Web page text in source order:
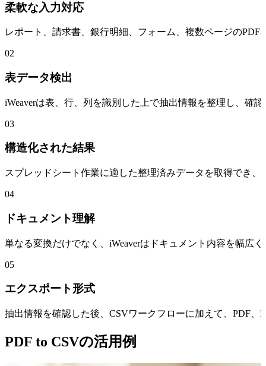
柔軟な入力対応
レポート、請求書、銀行明細、フォーム、複数ページの
02
表データ検出
iWeaverは表、行、列を識別した上で抽出情報を整理し、確
03
構造化された結果
スプレッドシート作業に適した整理済みデータを取得でき
04
ドキュメント理解
単なる変換だけでなく、iWeaverはドキュメント内容を幅広
05
エクスポート形式
抽出情報を確認した後、CSVワークフローに加えて、PDF
PDF to CSVの活用例